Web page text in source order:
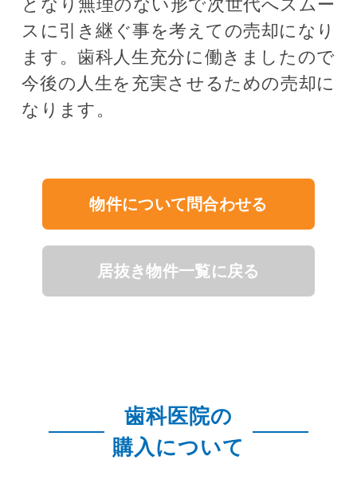
スに引き継ぐ事を考えての売却になり
ます。歯科人生充分に働きましたので
今後の人生を充実させるための売却に
なります。
物件について問合わせる
居抜き物件一覧に戻る
歯科医院の
購入について